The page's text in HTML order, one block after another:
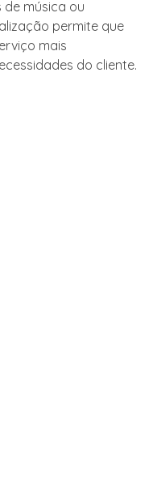
de música ou
permite que
mais
do cliente.